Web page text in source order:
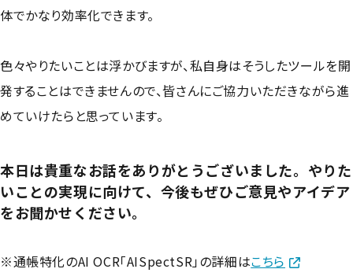
体でかなり効率化できます。
色々やりたいことは浮かびますが、私自身はそうしたツールを開
発することはできませんので、皆さんにご協力いただきながら進
めていけたらと思っています。
本日は貴重なお話をありがとうございました。やりた
いことの実現に向けて、今後もぜひご意見やアイデア
をお聞かせください。
※通帳特化のAI OCR「AISpectSR」の詳細はこちら